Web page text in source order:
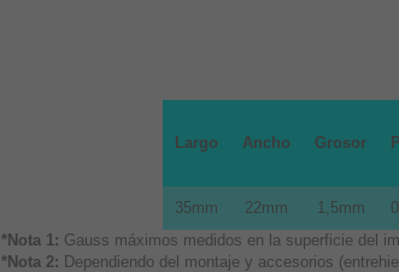
Largo Ancho Grosor
35mm 22mm 1,5mm
*Nota 1: Gauss máximos medidos en la superficie del
*Nota 2: Dependiendo del montaje y accesorios